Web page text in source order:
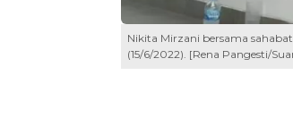
Nikita Mirzani bersama
(15/6/2022). [Rena Pangesti/